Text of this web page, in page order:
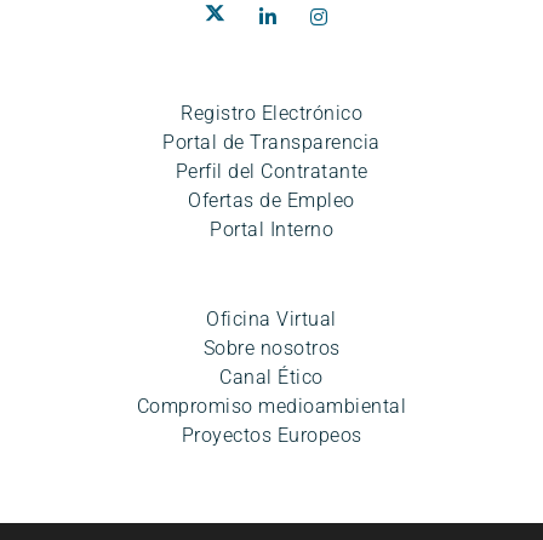
Registro Electrónico
Portal de Transparencia
Perfil del Contratante
Ofertas de Empleo
Portal Interno
Oficina Virtual
Sobre nosotros
Canal Ético
Compromiso medioambiental
Proyectos Europeos